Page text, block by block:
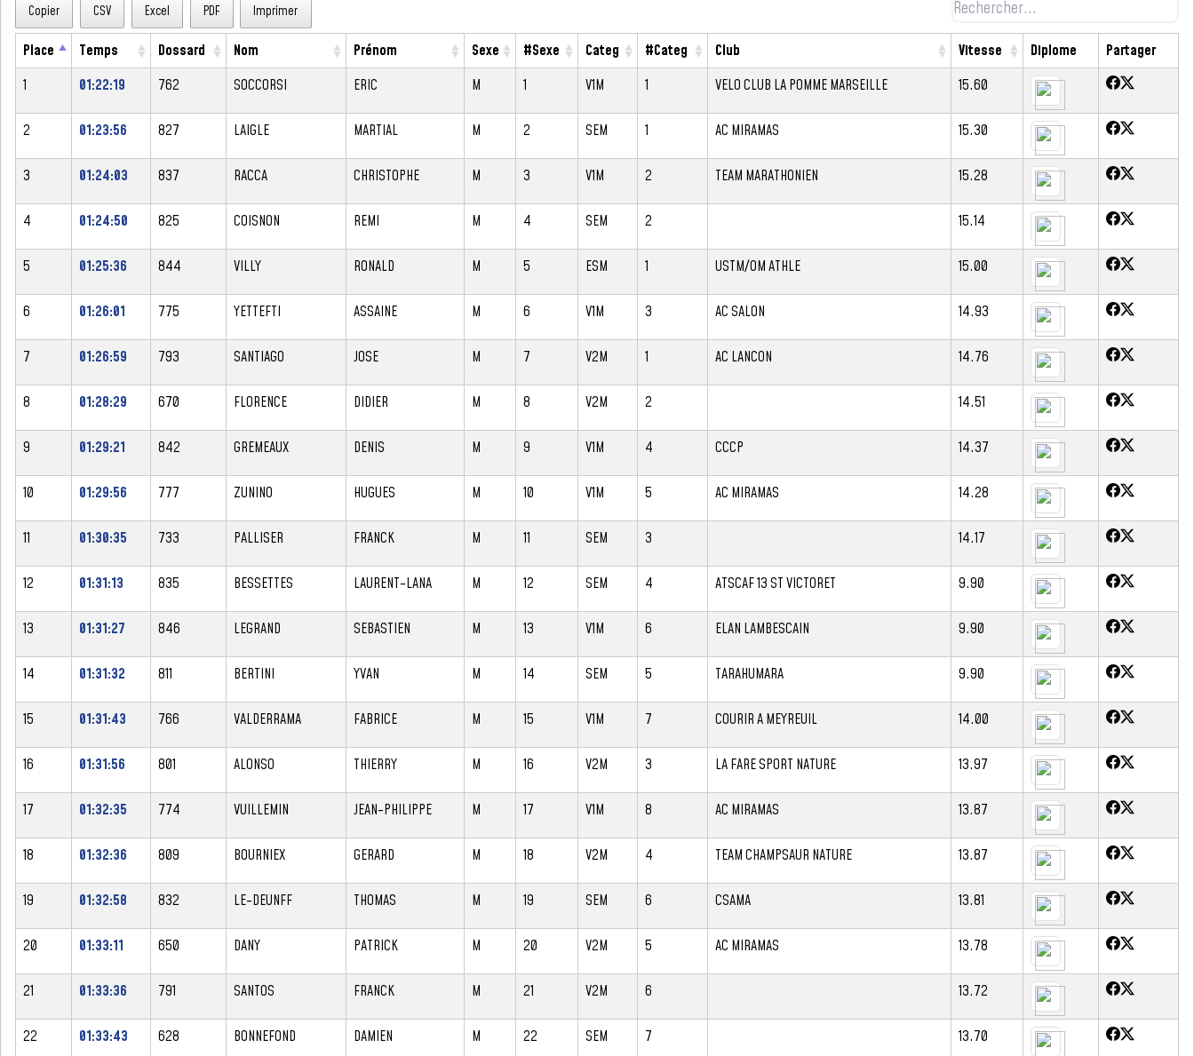
Copier CSV Excel PDF Imprimer
Place Temps Dossard Nom Prénom Sexe #Sexe Categ #Categ Club Vitesse Diplome
Partager
1
01:22:19 762 SOCCORSI ERIC M 1 V1M 1 VELO CLUB LA POMME MARSEILLE 15.60
2 01:23:56 827 LAIGLE MARTIAL M 2 SEM 1 AC MIRAMAS 15.30
3 01:24:03 837 RACCA CHRISTOPHE M 3 V1M 2 TEAM MARATHONIEN 15.28
4 01:24:50 825 COISNON REMI M 4 SEM 2 15.14
5 01:25:36 844 VILLY RONALD M 5 ESM 1 USTM/OM ATHLE 15.00
6 01:26:01 775 YETTEFTI ASSAINE M 6 V1M 3 AC SALON 14.93
7 01:26:59 793 SANTIAGO JOSE M 7 V2M 1 AC LANCON 14.76
8 01:28:29 670 FLORENCE DIDIER M 8 V2M 2 14.51
9 01:29:21 842 GREMEAUX DENIS M 9 V1M 4 CCCP 14.37
10 01:29:56 777 ZUNINO HUGUES M 10 V1M 5 AC MIRAMAS 14.28
11 01:30:35 733 PALLISER FRANCK M 11 SEM 3 14.17
12 01:31:13 835 BESSETTES LAURENT-LANA M 12 SEM 4 ATSCAF 13 ST VICTORET 9.90
13 01:31:27 846 LEGRAND SEBASTIEN M 13 V1M 6 ELAN LAMBESCAIN 9.90
14 01:31:32 811 BERTINI YVAN M 14 SEM 5 TARAHUMARA 9.90
15 01:31:43 766 VALDERRAMA FABRICE M 15 V1M 7 COURIR A MEYREUIL 14.00
16 01:31:56 801 ALONSO THIERRY M 16 V2M 3 LA FARE SPORT NATURE 13.97
17 01:32:35 774 VUILLEMIN JEAN-PHILIPPE M 17 V1M 8 AC MIRAMAS 13.87
18 01:32:36 809 BOURNIEX GERARD M 18 V2M 4 TEAM CHAMPSAUR NATURE 13.87
19 01:32:58 832 LE-DEUNFF THOMAS M 19 SEM 6 CSAMA 13.81
20 01:33:11 650 DANY PATRICK M 20 V2M 5 AC MIRAMAS 13.78
21 01:33:36 791 SANTOS FRANCK M 21 V2M 6 13.72
22 01:33:43 628 BONNEFOND DAMIEN M 22 SEM 7 13.70